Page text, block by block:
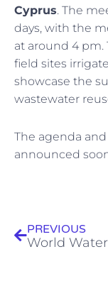
Cyprus. The
days, with the
at around 4
field sites
showcase the
wastewater
The agenda
announced
PREVIOUS